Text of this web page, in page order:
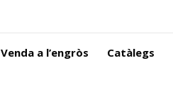
Venda a l’engròs Catàlegs